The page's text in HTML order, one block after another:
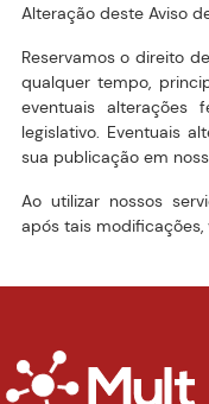
Alteração deste Aviso
Reservamos o direito
qualquer tempo,
eventuais
legislativo. Eventuais
sua publicação em
Ao utilizar nossos
após tais modificações,